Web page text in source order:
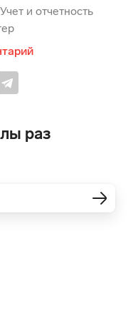
и отчетность
раз